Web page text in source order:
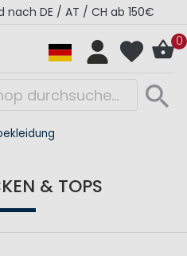
Kollektion - Super Sale
0
& TOPS